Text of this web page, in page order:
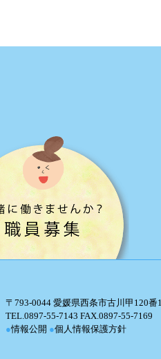
〒793-0044 愛媛県西条市古川甲120番1
TEL.0897-55-7143 FAX.0897-55-7169
●情報公開 ●個人情報保護方針